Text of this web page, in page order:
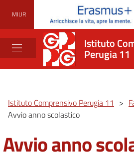
MIUR
Istituto
Perugia 11
Istituto Comprensivo Perugia 11 >
Avvio anno scolastico
Avvio anno